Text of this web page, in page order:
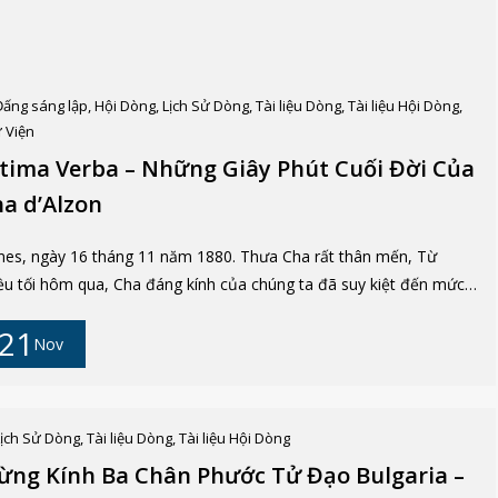
21 Nov
sáng lập,Hội Dòng,Lịch Sử Dòng,Tài liệu Dòng,Tài liệu Hội Dòng,
Viện
Verba – Những Giây Phút Cuối Đời Của
d’Alzon
ngày 16 tháng 11 năm 1880. Thưa Cha rất thân mến, Từ
tối hôm qua, Cha đáng kính của chúng ta đã suy kiệt đến mức
bệnh để xin ngài ban phép lành lần sau cùng. Giữa cơn suy
và trong những khoảnh khắc hiếm hoi mà sự kiệt sức để lại
và bình an của ngài liên tục được thể hiện qua những lời nói
tỏ rằng ngài đang hiện diện mật thiết với Thiên Chúa nhân lành
Sử Dòng,Tài liệu Dòng,Tài liệu Hội Dòng
Kính Ba Chân Phước Tử Đạo Bulgaria –